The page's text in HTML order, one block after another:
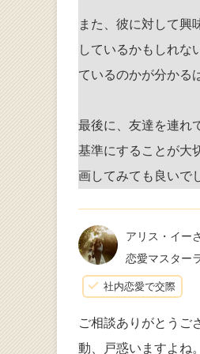
また、彼に対して興
しているかもしれな
ているのかが分かる
最後に、友達を連れ
基準にすることが大
画してみても良いで
アリス・イー
恋愛マスター
社内恋愛で交際
ご相談ありがとうご
動、戸惑いますよね